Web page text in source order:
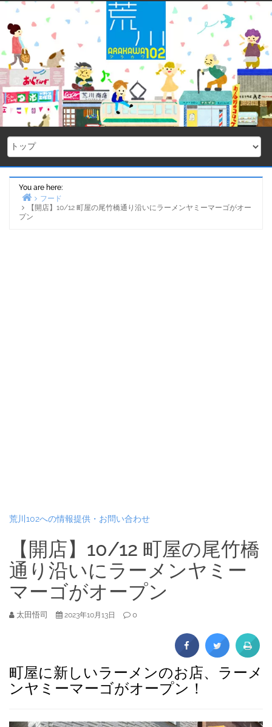
Skip
content
You are here:
Home
フード
【開店】10/12 町屋の尾竹橋通り沿いにラーメンヤミーマーゴがオー
プン
荒川102への情報提供・お問い合わせ
【開店】10/12 町屋の尾竹橋
通り沿いにラーメンヤミー
マーゴがオープン
太田悟司 2023年10月13日 0
町屋に新しいラーメンのお店、ラーメ
ンヤミーマーゴがオープン！